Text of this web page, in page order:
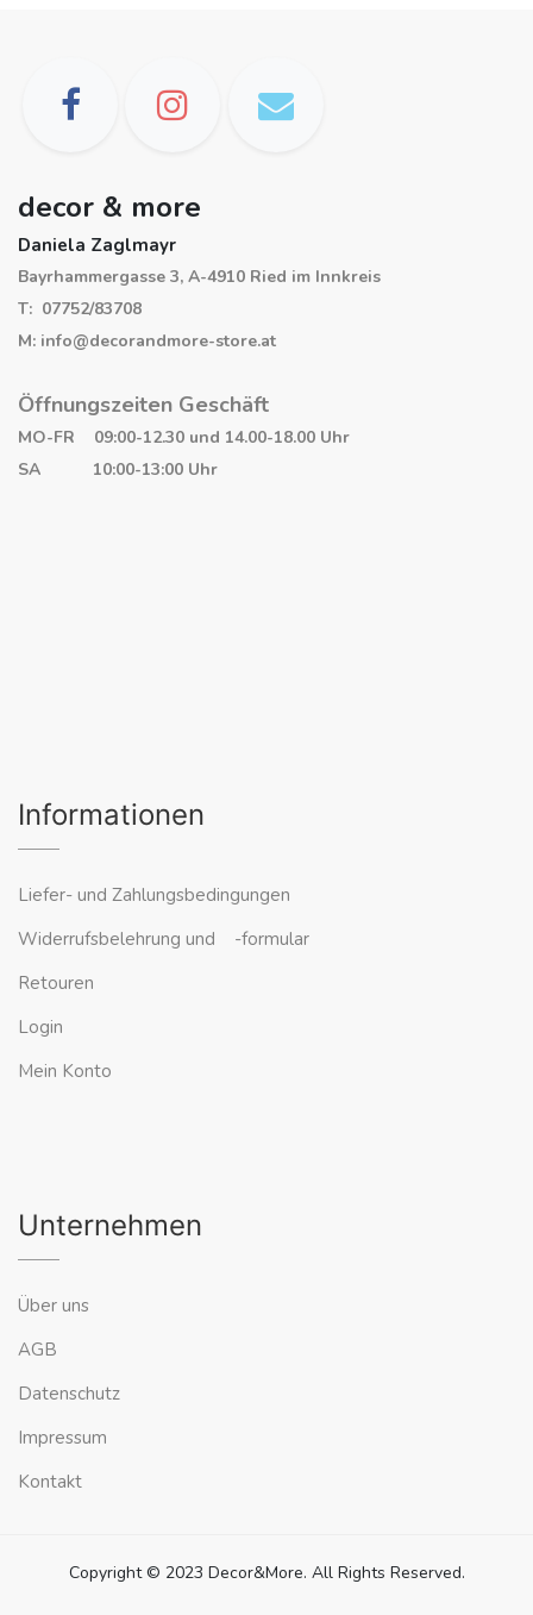
decor & more
Daniela Zaglmayr
Bayrhammergasse 3, A-4910 Ried im Innkreis
T: 07752/83708
M: info@decorandmore-store.at
Öffnungszeiten Geschäft
MO-FR 09:00-12.30 und 14.00-18.00 Uhr
SA 10:00-13:00 Uhr
Informationen
Liefer- und Zahlungsbedingungen
Widerrufsbelehrung und -formular
Retouren
Login
Mein Konto
Unternehmen
Über uns
AGB
Datenschutz
Impressum
Kontakt
Copyright © 2023 Decor&More. All Rights Reserved.